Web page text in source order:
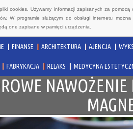
cookies. Używamy informacji zapisanych za
W programie służącym do obsługi internetu
one zapisane w pamięci urządzenia.
FINANSE ARCHITEKTURA AJENCJA
FABRYKACJA RELAKS MEDYCYNA